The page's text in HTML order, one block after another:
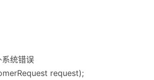
统错误
request);